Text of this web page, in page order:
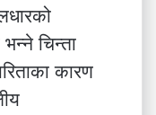
चिन्ता
कारण